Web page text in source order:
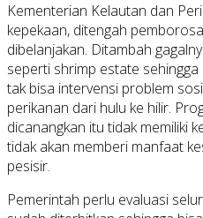
Kementerian Kelautan dan
kepekaan, ditengah
dibelanjakan. Ditambah
seperti shrimp estate
tak bisa intervensi problem
perikanan dari hulu ke hilir.
dicanangkan itu tidak memiliki
tidak akan memberi manfaat
pesisir.
Pemerintah perlu evaluasi